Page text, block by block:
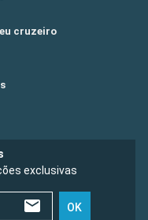
cruzeiro
exclusivas
OK